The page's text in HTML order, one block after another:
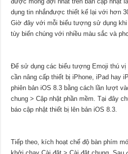
dụng tin nhắnđược thiết kế lại với hơn
Giờ đây với mỗi biểu tượng sử dụng
tùy biến chúng với nhiều màu sắc và
Để sử dụng các biểu tượng Emoji thú
cần nâng cấp thiết bị iPhone, iPad hay
phiên bản iOS 8.3 bằng cách lần lượt
chung > Cập nhật phần mềm . Tại đây
báo cập nhật thiết bị lên bản iOS 8.3.
Tiếp theo, kích hoạt chế độ bàn phím